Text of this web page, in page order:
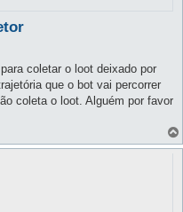
coletar o loot deixado por
que o bot vai percorrer
coleta o loot. Alguém por favor